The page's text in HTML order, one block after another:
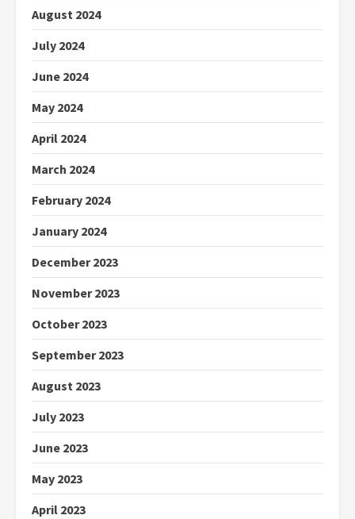
August 2024
July 2024
June 2024
May 2024
April 2024
March 2024
February 2024
January 2024
December 2023
November 2023
October 2023
September 2023
August 2023
July 2023
June 2023
May 2023
April 2023